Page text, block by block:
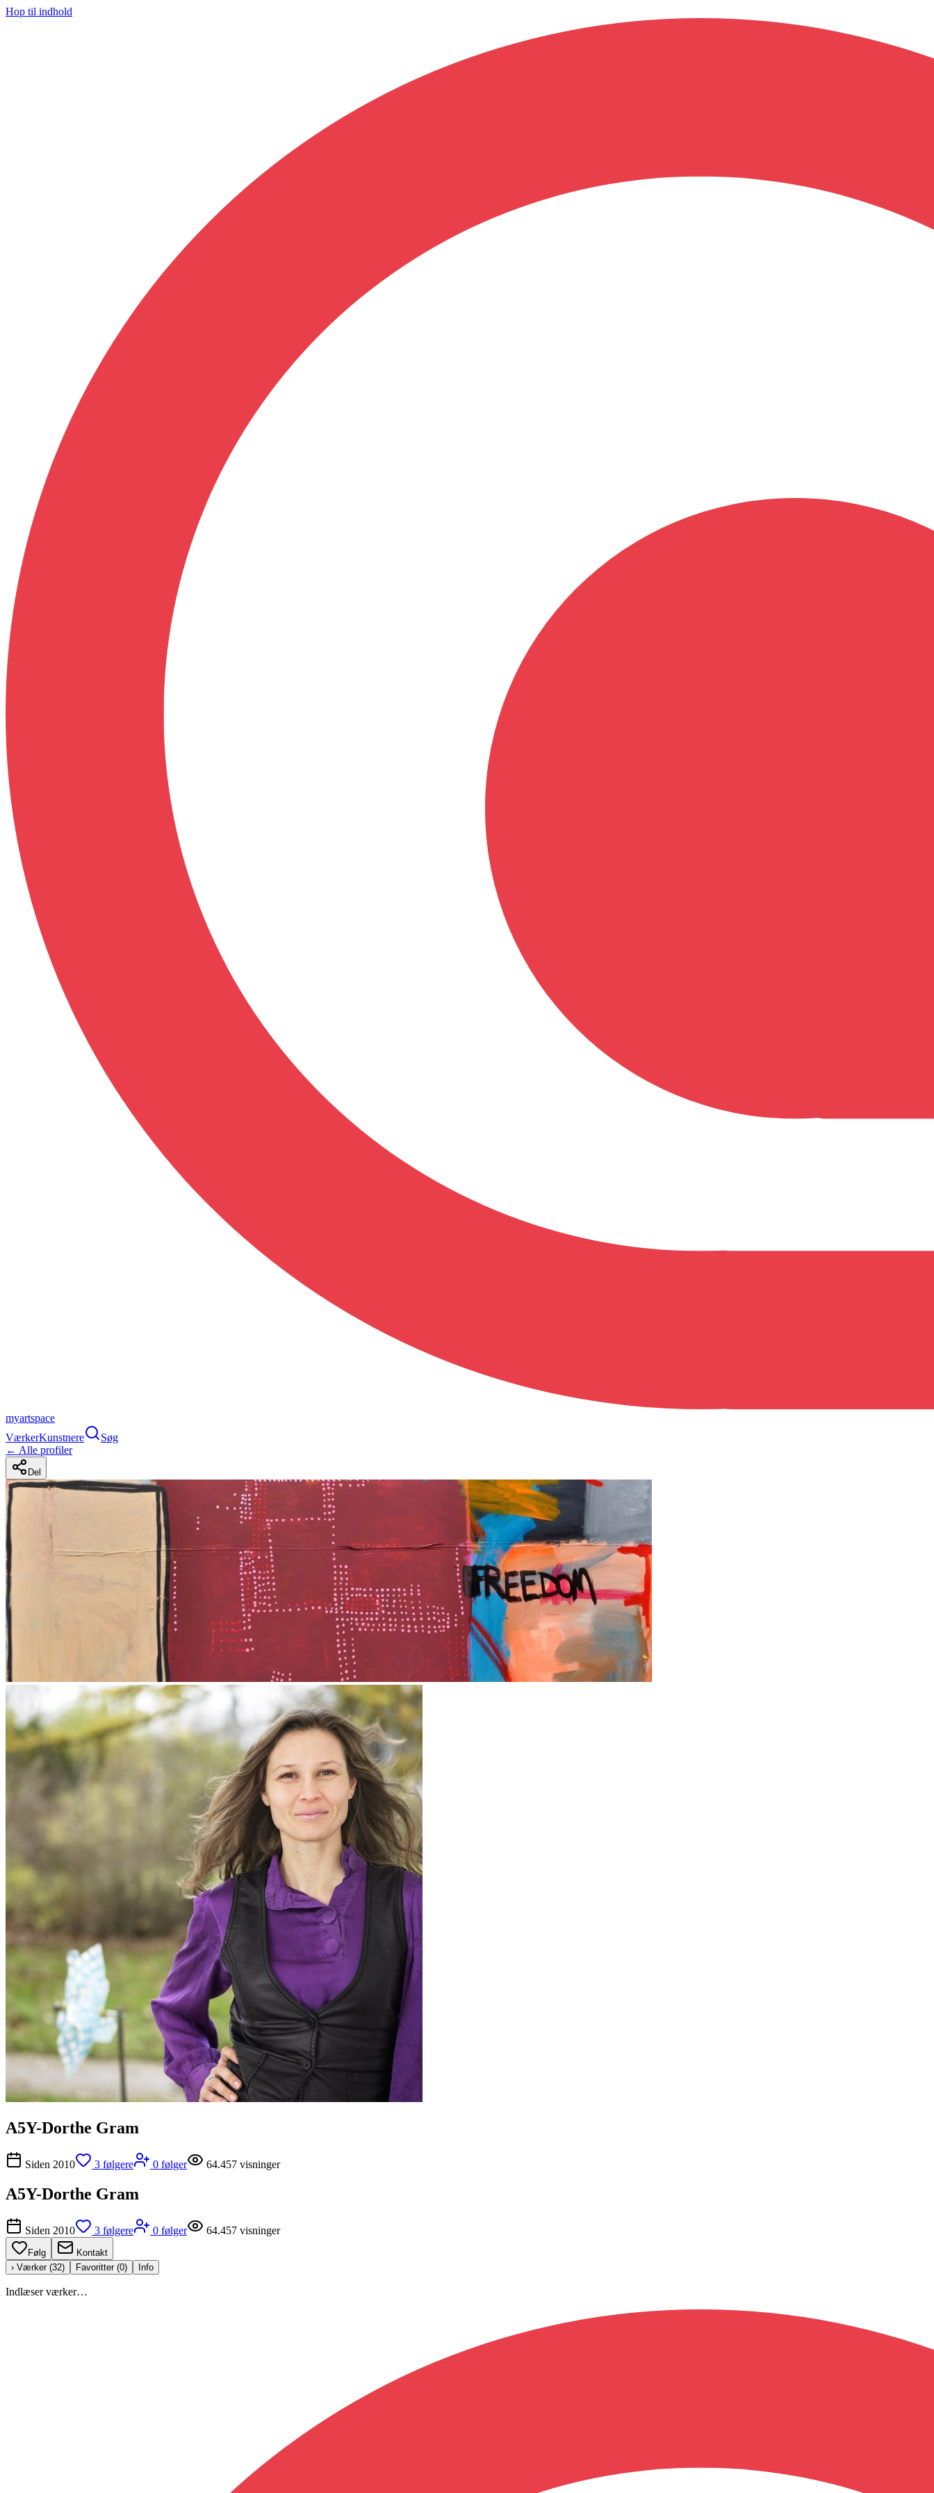
Hop til indhold
myartspace
VærkerKunstnere
Søg
← Alle profiler
Del
A5Y-Dorthe Gram
Siden 2010 3 følgere 0 følger 64.457 visninger
A5Y-Dorthe Gram
Siden 2010 3 følgere 0 følger 64.457 visninger
Følg
Kontakt
› Værker (32) Favoritter (0) Info
Indlæser værker…